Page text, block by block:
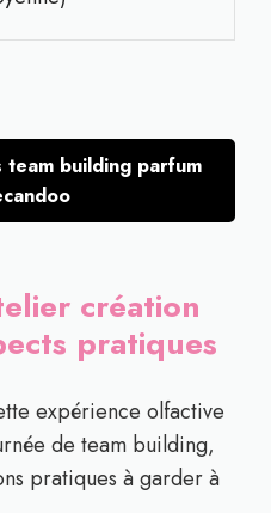
building parfum
création
pratiques
expérience olfactive
de team building,
pratiques à garder à